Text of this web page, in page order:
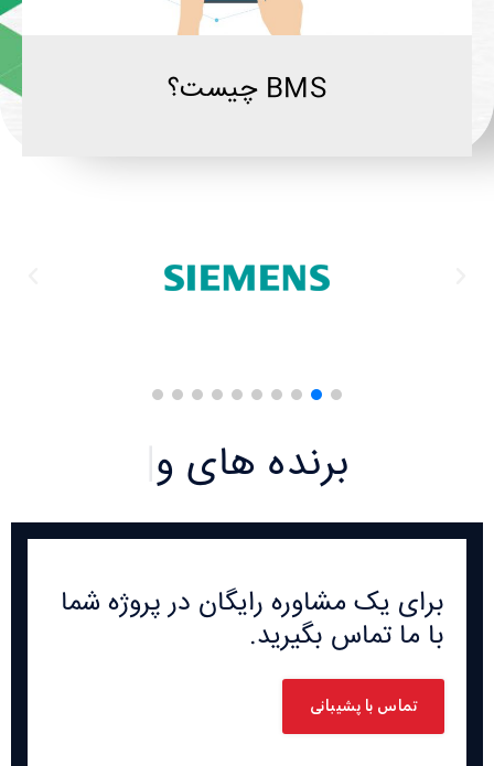
BMS چیست؟
برنده هایویژه
برای یک مشاوره رایگان در پروژه شما
با ما تماس بگیرید.
تماس با پشیبانی